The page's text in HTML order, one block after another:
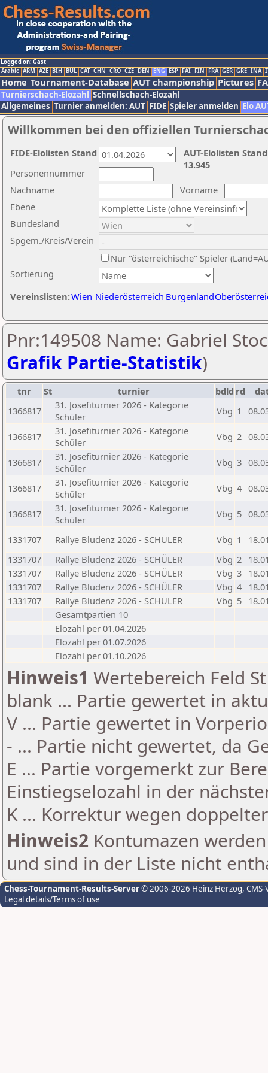
Logged on: Gast
Arabic ARM AZE BIH BUL CAT CHN CRO CZE DEN ENG ESP FAI FIN FRA GER GRE INA
Home Tournament-Database AUT championship Pictures
Turnierschach-Elozahl Schnellschach-Elozahl
Allgemeines Turnier anmelden: AUT FIDE Spieler anmelden Elo
Willkommen bei den offiziellen
Nachname
Vorname
Ebene
Sortierung
Personennummer
Bundesland
Spgem./Kreis/Verein
Nur "österreichische" Spieler
Vereinslisten:Wien Niederösterreich Burgenland
AUT-Elolisten
13.945
FIDE-Elolisten Stand
Pnr:149508 Name: Gabriel
Grafik Partie-Statistik)
tnr St turnier bdld rd
1366817
31. Josefiturnier 2026 - Kategorie
Schüler
Vbg 1
1366817
31. Josefiturnier 2026 - Kategorie
Schüler
Vbg 2
1366817
31. Josefiturnier 2026 - Kategorie
Schüler
Vbg 3
1366817
31. Josefiturnier 2026 - Kategorie
Schüler
Vbg 4
1366817
31. Josefiturnier 2026 - Kategorie
Schüler
Vbg 5
1331707 Rallye Bludenz 2026 - SCHÜLER Vbg 1
1331707
Rallye Bludenz 2026 - SCHÜLER Vbg 2
1331707
Rallye Bludenz 2026 - SCHÜLER Vbg 3
1331707
Rallye Bludenz 2026 - SCHÜLER Vbg 4
1331707
Rallye Bludenz 2026 - SCHÜLER Vbg 5
Gesamtpartien 10
Elozahl per 01.04.2026
Elozahl per 01.07.2026
Elozahl per 01.10.2026
Hinweis1 Wertebereich Feld
blank ... Partie gewertet in
V ... Partie gewertet in
- ... Partie nicht gewertet, da
E ... Partie vorgemerkt zur
Einstiegselozahl in der
K ... Korrektur wegen
Hinweis2 Kontumazen
und sind in der Liste nicht
Chess-Tournament-Results-Server© 2006-2026 Heinz Herzog,
Legal details/Terms of use